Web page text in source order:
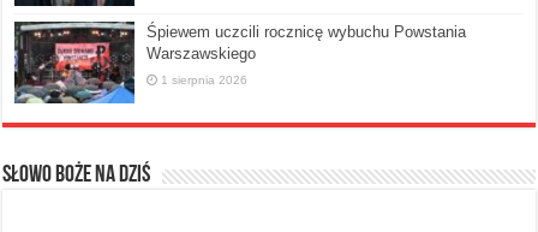
Śpiewem uczcili rocznicę wybuchu Powstania
Warszawskiego
1 sierpnia 2026
Słowo Boże na dziś